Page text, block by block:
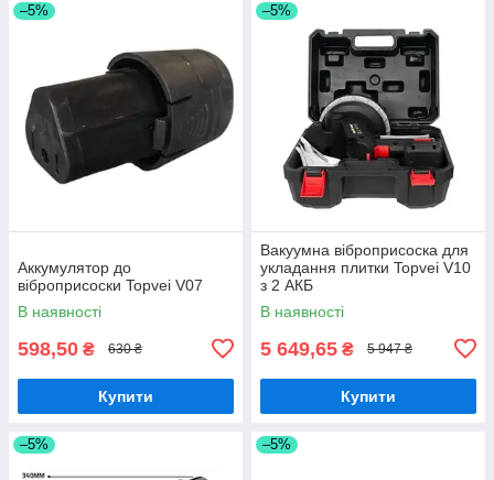
–5%
Аккумулятор до
віброприсоски Topvei V07
В наявності
598,50 ₴ 630 ₴
Купити
–5%
Вакуумна віброприсоска для
укладання плитки Topvei V10
з 2 АКБ
В наявності
5 649,65 ₴ 5 947 ₴
Купити
–5% –5%